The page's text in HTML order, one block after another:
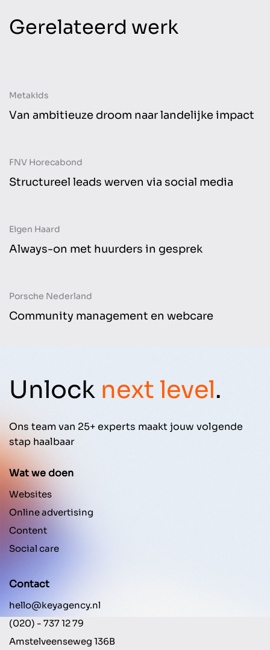
Gerelateerd werk
Online advertising
Social care Branding
Metakids
Van ambitieuze droom naar landelijke impact
Content Online advertising
FNV Horecabond
Structureel leads werven via social media
Social care
Eigen Haard
Always-on met huurders in gesprek
Social care
Porsche Nederland
Community management en webcare
Unlock next level.
Ons team van 25+ experts maakt jouw volgende
stap haalbaar
Wat we doen
Websites
Online advertising
Content
Social care
Contact
hello@keyagency.nl
(020) - 737 12 79
Amstelveenseweg 136B